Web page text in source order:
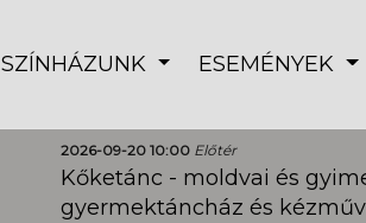
SZÍNHÁZUNK ESEMÉNYEK
2026-09-20 10:00 Előtér
Kőketánc - moldvai és
gyermektáncház és